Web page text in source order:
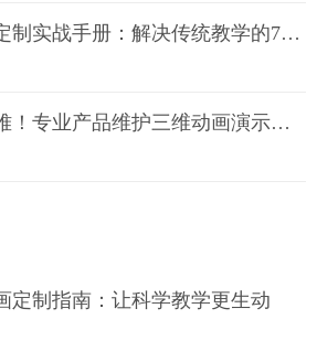
医疗教育仿真动画定制实战手册：解决传统教学的7大痛点
设备维护维修不再难！专业产品维护三维动画演示定制指南
定制指南：让科学教学更生动